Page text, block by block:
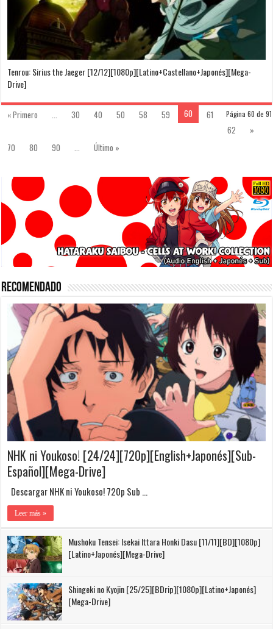
Tenrou: Sirius the Jaeger [12/12][1080p][Latino+Castellano+Japonés][Mega-
Drive]
Página 60 de 91
« Primero 30 40 50 58 59 60
61
62
»
70
80 90 Último »
Recomendado
NHK ni Youkoso! [24/24][720p][English+Japonés][Sub-
Español][Mega-Drive]
Descargar NHK ni Youkoso! 720p Sub …
Leer más »
Mushoku Tensei: Isekai Ittara Honki Dasu [11/11][BD][1080p]
[Latino+Japonés][Mega-Drive]
Shingeki no Kyojin [25/25][BDrip][1080p][Latino+Japonés]
[Mega-Drive]